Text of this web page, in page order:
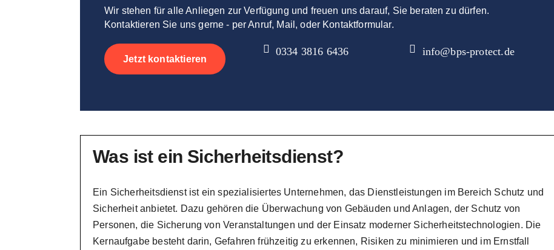
Wir stehen für alle Anliegen zur Verfügung und freuen uns darauf, Sie beraten zu dürfen.
Kontaktieren Sie uns gerne - per Anruf, Mail, oder Kontaktformular.
Jetzt kontaktieren
0334 3816 6436 info@bps-protect.de
Was ist ein Sicherheitsdienst?
Ein Sicherheitsdienst ist ein spezialisiertes Unternehmen, das Dienstleistungen im Bereich Schutz und
Sicherheit anbietet. Dazu gehören die Überwachung von Gebäuden und Anlagen, der Schutz von
Personen, die Sicherung von Veranstaltungen und der Einsatz moderner Sicherheitstechnologien. Die
Kernaufgabe besteht darin, Gefahren frühzeitig zu erkennen, Risiken zu minimieren und im Ernstfall